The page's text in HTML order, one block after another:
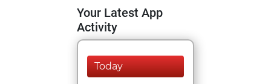
Your Latest App
Activity
Today